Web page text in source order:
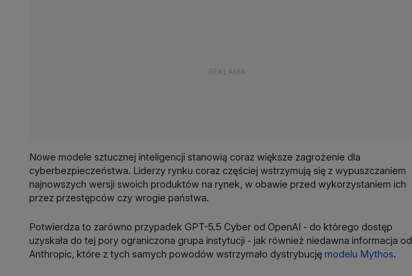
Nowe modele sztucznej inteligencji stanowią coraz większe zagrożenie dla
cyberbezpieczeństwa. Liderzy rynku coraz częściej wstrzymują się z wypuszczaniem
najnowszych wersji swoich produktów na rynek, w obawie przed wykorzystaniem ich
przez przestępców czy wrogie państwa.
Potwierdza to zarówno przypadek GPT-5.5 Cyber od OpenAI - do którego dostęp
uzyskała do tej pory ograniczona grupa instytucji - jak również niedawna informacja od
Anthropic, które z tych samych powodów wstrzymało dystrybucję modelu Mythos.